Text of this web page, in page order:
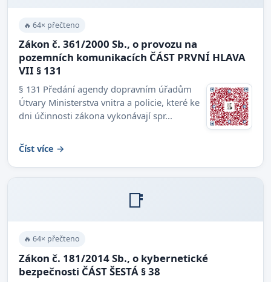
🔥 64× přečteno
Zákon č. 361/2000 Sb., o provozu na
pozemních komunikacích ČÁST PRVNÍ HLAVA
VII § 131
§ 131 Předání agendy dopravním úřadům
Útvary Ministerstva vnitra a policie, které ke
dni účinnosti zákona vykonávají spr...
Číst více →
📑
🔥 64× přečteno
Zákon č. 181/2014 Sb., o kybernetické
bezpečnosti ČÁST ŠESTÁ § 38